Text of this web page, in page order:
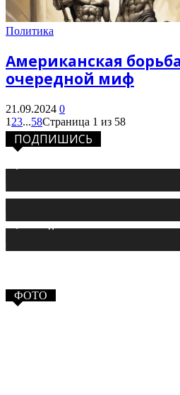
Политика
Американская
очередной миф
21.09.2024 0
1 23...58Страница 1 из 58
ПОДПИШИСЬ
131 Читатели
2,660 Подписчики
ФОТО